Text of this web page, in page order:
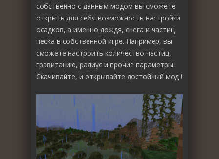
собственно с данным модом вы сможете
открыть для себя возможность настройки
осадков, а именно дождя, снега и частиц
песка в собственной игре. Например, вы
сможете настроить количество частиц,
гравитацию, радиус и прочие параметры.
Скачивайте, и открывайте достойный мод !